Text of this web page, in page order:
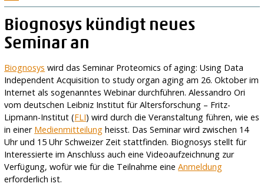
Biognosys kündigt neues
Seminar an
Biognosys wird das Seminar Proteomics of aging: Using Data
Independent Acquisition to study organ aging am 26. Oktober im
Internet als sogenanntes Webinar durchführen. Alessandro Ori
vom deutschen Leibniz Institut für Altersforschung – Fritz-
Lipmann-Institut (FLI) wird durch die Veranstaltung führen, wie es
in einer Medienmitteilung heisst. Das Seminar wird zwischen 14
Uhr und 15 Uhr Schweizer Zeit stattfinden. Biognosys stellt für
Interessierte im Anschluss auch eine Videoaufzeichnung zur
Verfügung, wofür wie für die Teilnahme eineAnmeldung
erforderlich ist.